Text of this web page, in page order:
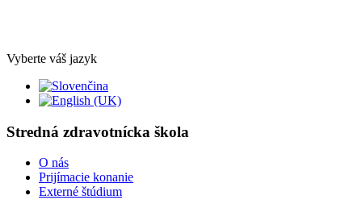
Vyberte váš jazyk
Stredná zdravotnícka škola
O nás
Prijímacie konanie
Externé štúdium